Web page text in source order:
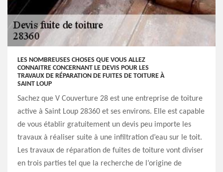
LES NOMBREUSES CHOSES QUE VOUS ALLEZ
CONNAITRE CONCERNANT LE DEVIS POUR LES
TRAVAUX DE RÉPARATION DE FUITES DE TOITURE À
SAINT LOUP
Sachez que V Couverture 28 est une entreprise de toiture
active à Saint Loup 28360 et ses environs. Elle est capable
de vous établir gratuitement un devis peu importe les
travaux à réaliser suite à une infiltration d’eau sur le toit.
Les travaux de réparation de fuites de toiture vont diviser
en trois parties tel que la recherche de l’origine de